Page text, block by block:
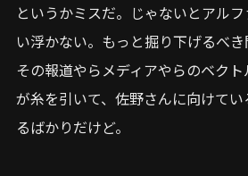
というかミスだ。じゃないとアル
い浮かない。もっと掘り下げるべき
その報道やらメディアやらのベク
が糸を引いて、佐野さんに向けて
るばかりだけど。